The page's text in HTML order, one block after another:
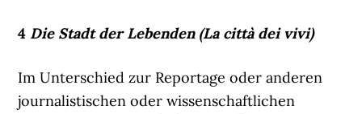
4 Die Stadt der Lebenden (La città dei vivi)
Im Unterschied zur Reportage oder anderen
journalistischen oder wissenschaftlichen